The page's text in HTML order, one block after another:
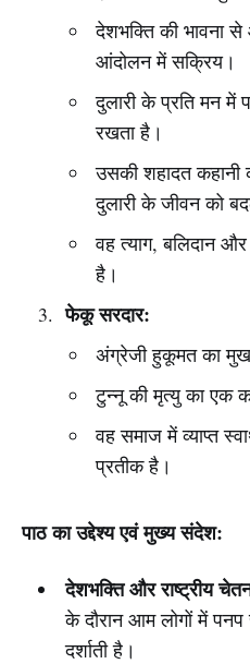
देशभक्ति की भावना
आंदोलन में सक्रिय।
दुलारी के प्रति मन में
रखता है।
उसकी शहादत कहानी
दुलारी के जीवन को
वह त्याग, बलिदान
है।
फेकू सरदार:
अंग्रेजी हुकूमत का
टुन्नू की मृत्यु का एक
वह समाज में व्याप्त
प्रतीक है।
पाठ का उद्देश्य एवं मुख्य संदेश:
देशभक्ति और राष्ट्रीय
के दौरान आम लोगों में पनप
दर्शाती है।